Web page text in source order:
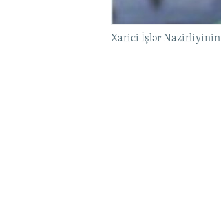
Xarici İşlər Nazirliyinin